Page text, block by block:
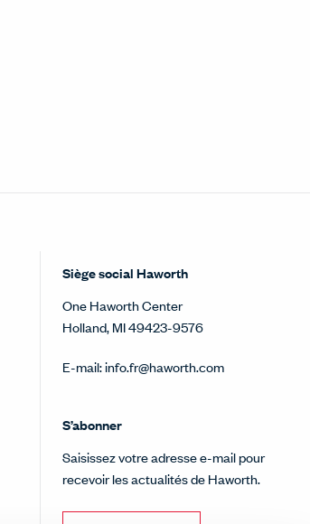
Siège social Haworth
One Haworth Center
Holland, MI 49423-9576
E-mail:info.fr@haworth.com
S’abonner
Saisissez votre adresse e-mail pour
recevoir les actualités de Haworth.